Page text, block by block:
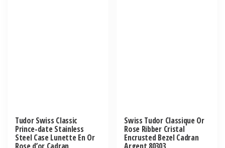
Tudor Swiss Classic
Prince-date Stainless
Steel Case Lunette En Or
Swiss Tudor Classique Or
Rose Ribber Cristal
Encrusted Bezel Cadran